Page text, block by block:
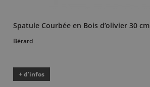
Spatule Courbée en Bois d’olivier 30 cm
Bérard
+ d’infos